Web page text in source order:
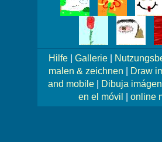
Bilder!
Hilfe| Gallerie|
malen & zeichnen
Draw
and mobile|
Dibuja
en el móvil
online